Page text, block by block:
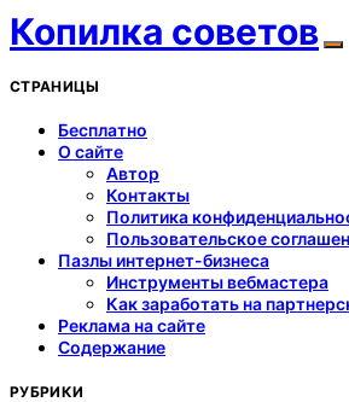
Копилка советов
СТРАНИЦЫ
Бесплатно
О сайте
Автор
Контакты
Политика
Пользовательское
Пазлы интернет-бизнеса
Инструменты вебмастера
Как заработать на
Реклама на сайте
Содержание
РУБРИКИ